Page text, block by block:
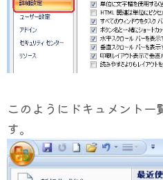
このようにドキュメント一
す。